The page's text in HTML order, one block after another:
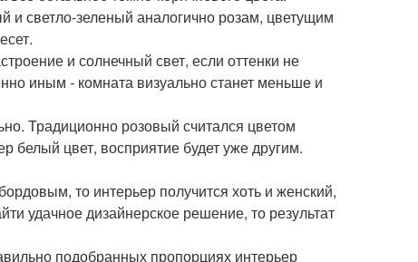
и светло-зеленый аналогично розам, цветущим
и солнечный свет, если оттенки не
иным - комната визуально станет меньше и
Традиционно розовый считался цветом
белый цвет, восприятие будет уже другим.
то интерьер получится хоть и женский,
удачное дизайнерское решение, то результат
подобранных пропорциях интерьер